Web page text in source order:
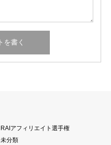
RAIアフィリエイト選手権
未分類